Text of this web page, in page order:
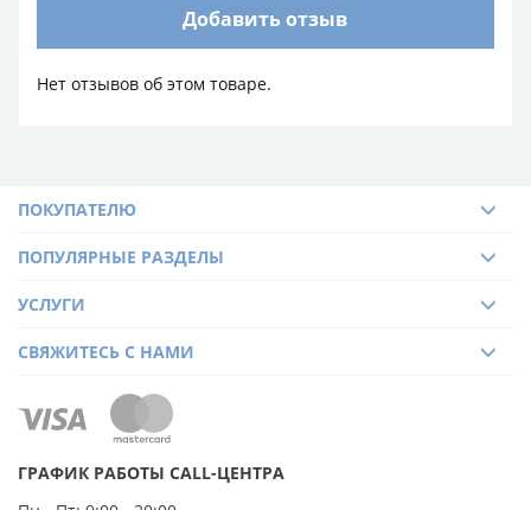
Добавить отзыв
Нет отзывов об этом товаре.
ПОКУПАТЕЛЮ
ПОПУЛЯРНЫЕ РАЗДЕЛЫ
УСЛУГИ
ГРАФИК РАБОТЫ CALL-ЦЕНТРА
СВЯЖИТЕСЬ С НАМИ